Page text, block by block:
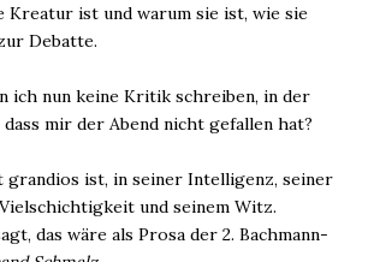
Kreatur ist und warum sie ist, wie sie
Debatte.
ich nun keine Kritik schreiben, in der
mir der Abend nicht gefallen hat?
grandios ist, in seiner Intelligenz, seiner
und seinem Witz.
das wäre als Prosa der 2. Bachmann-